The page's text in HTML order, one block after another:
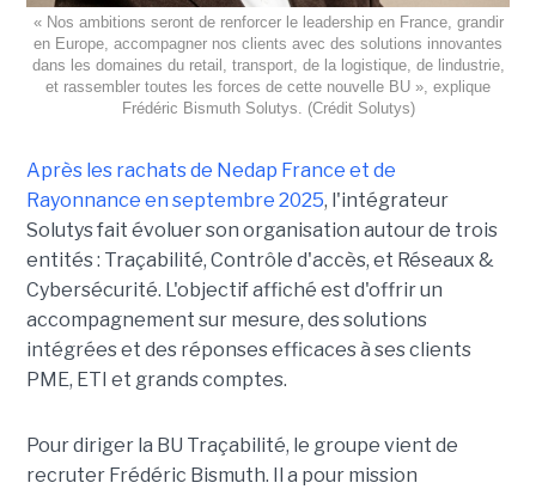
« Nos ambitions seront de renforcer le leadership en France, grandir
en Europe, accompagner nos clients avec des solutions innovantes
dans les domaines du retail, transport, de la logistique, de lindustrie,
et rassembler toutes les forces de cette nouvelle BU », explique
Frédéric Bismuth Solutys. (Crédit Solutys)
Après les rachats de Nedap France et de
Rayonnance en septembre 2025, l'intégrateur
Solutys fait évoluer son organisation autour de trois
entités : Traçabilité, Contrôle d'accès, et Réseaux &
Cybersécurité. L'objectif affiché est d'offrir un
accompagnement sur mesure, des solutions
intégrées et des réponses efficaces à ses clients
PME, ETI et grands comptes.
Pour diriger la BU Traçabilité, le groupe vient de
recruter Frédéric Bismuth. Il a pour mission